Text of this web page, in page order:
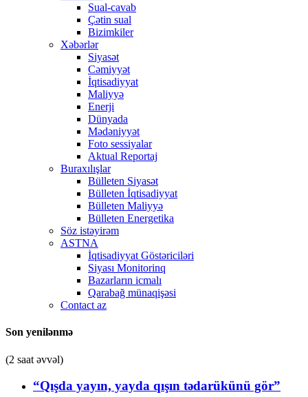
Sual-cavab
Çətin sual
Bizimkiler
Xəbərlər
Siyasət
Cəmiyyət
İqtisadiyyat
Maliyyə
Enerji
Dünyada
Mədəniyyət
Foto sessiyalar
Aktual Reportaj
Buraxılışlar
Bülleten Siyasət
Bülleten İqtisadiyyat
Bülleten Maliyyə
Bülleten Energetika
Söz istəyirəm
ASTNA
İqtisadiyyat Göstəriciləri
Siyası Monitorinq
Bazarların icmalı
Qarabağ münaqişəsi
Contact az
Son yenilənmə
(2 saat əvvəl)
“Qışda yayın, yayda qışın tədarükünü gör”